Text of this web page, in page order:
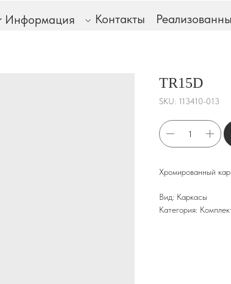
Контакты
Информация
TR15D
SKU: 113410-013
Хромированный
Вид: Каркасы
Категория: